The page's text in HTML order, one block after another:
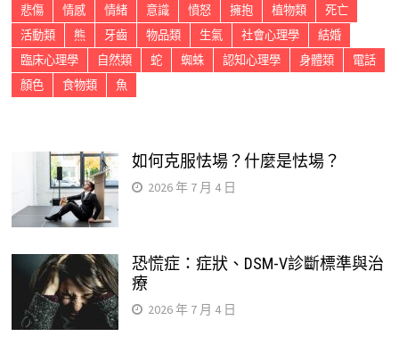
悲傷
情感 情緒 意識 憤怒 擁抱 植物類
死亡
活動類
熊 牙齒 物品類 生氣 社會心理學
結婚
臨床心理學
自然類 蛇 蜘蛛 認知心理學 身體類
電話
顏色
食物類 魚
如何克服怯場？什麼是怯場？
2026 年 7 月 4 日
恐慌症：症狀、DSM-V診斷標準與治
療
2026 年 7 月 4 日